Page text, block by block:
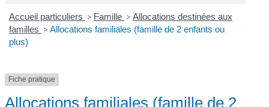
Accueil particuliers > Famille > Allocations destinées aux
familles > Allocations familiales (famille de 2 enfants ou
plus)
Fiche pratique
Allocations familiales (famille de 2